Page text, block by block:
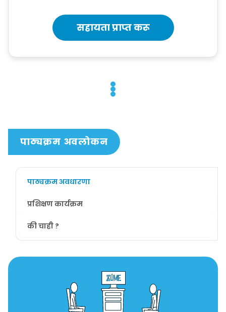
सहायता प्राप्त करू
पाठ्यक्रम अवलोकन
पाठ्यक्रम अवधारणा
प्रशिक्षण कार्यक्रम
की चाही ?